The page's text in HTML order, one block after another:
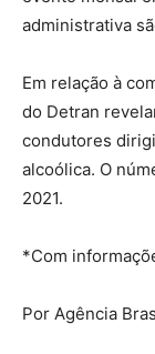
administrativa
Em relação à
do Detran
condutores
alcoólica. O
2021.
*Com
Por Agência